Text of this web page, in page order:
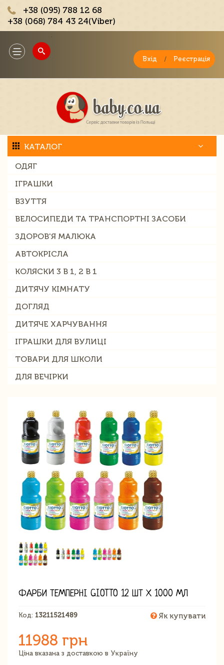
+38 (095) 788 12 68
+38 (068) 784 43 24(Viber)
Toggle
navigation
Вхід / Реєстрація
КАТАЛОГ
ОДЯГ
ІГРАШКИ
ВЗУТТЯ
ВЕЛОСИПЕДИ ТА ТРАНСПОРТНІ ЗАСОБИ
ЗДОРОВ'Я МАЛЮКА
АВТОКРІСЛА
КОЛЯСКИ 3 В 1, 2 В 1
ДИТЯЧУ КІМНАТУ
ДОГЛЯД
ДИТЯЧЕ ХАРЧУВАННЯ
ІГРАШКИ ДЛЯ ВУЛИЦІ
ТОВАРИ ДЛЯ ШКОЛИ
ДЛЯ ВЕЧІРКИ
ФАРБИ ТЕМПЕРНІ GIOTTO 12 ШТ Х 1000 МЛ
Код: 13211521489 Як купувати
11988 грн
Ціна вказана з доставкою в Україну